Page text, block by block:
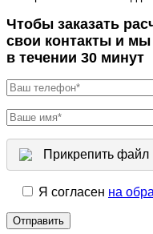
Чтобы заказать
свои контакты и
в течении 30 минут
Прикрепить файл
Я согласен на